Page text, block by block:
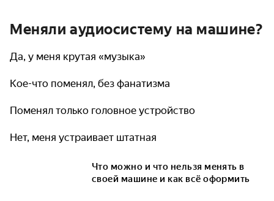
Меняли аудиосистему на машине?
Да, у меня крутая «музыка»
Кое-что поменял, без фанатизма
Поменял только головное устройство
Нет, меня устраивает штатная
Что можно и что нельзя менять в
своей машине и как всё оформить